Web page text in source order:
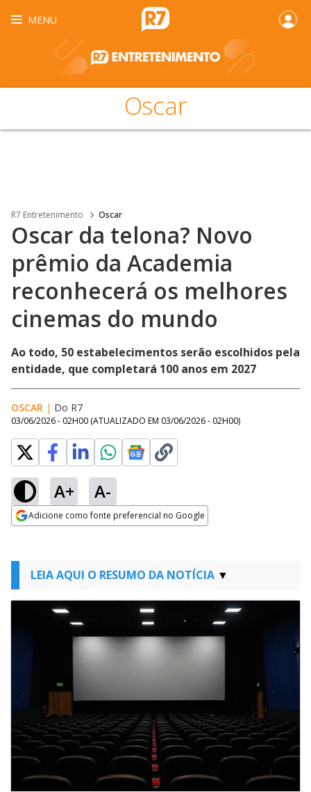
MENU
Oscar
R7 Entretenimento Oscar
Oscar da telona? Novo
prêmio da Academia
reconhecerá os melhores
cinemas do mundo
Ao todo, 50 estabelecimentos serão escolhidos pela
entidade, que completará 100 anos em 2027
OSCAR | Do R7
03/06/2026 - 02H00 (ATUALIZADO EM 03/06/2026 - 02H00)
A+ A-
Adicione como fonte preferencial no Google
LEIA AQUI O RESUMO DA NOTÍCIA